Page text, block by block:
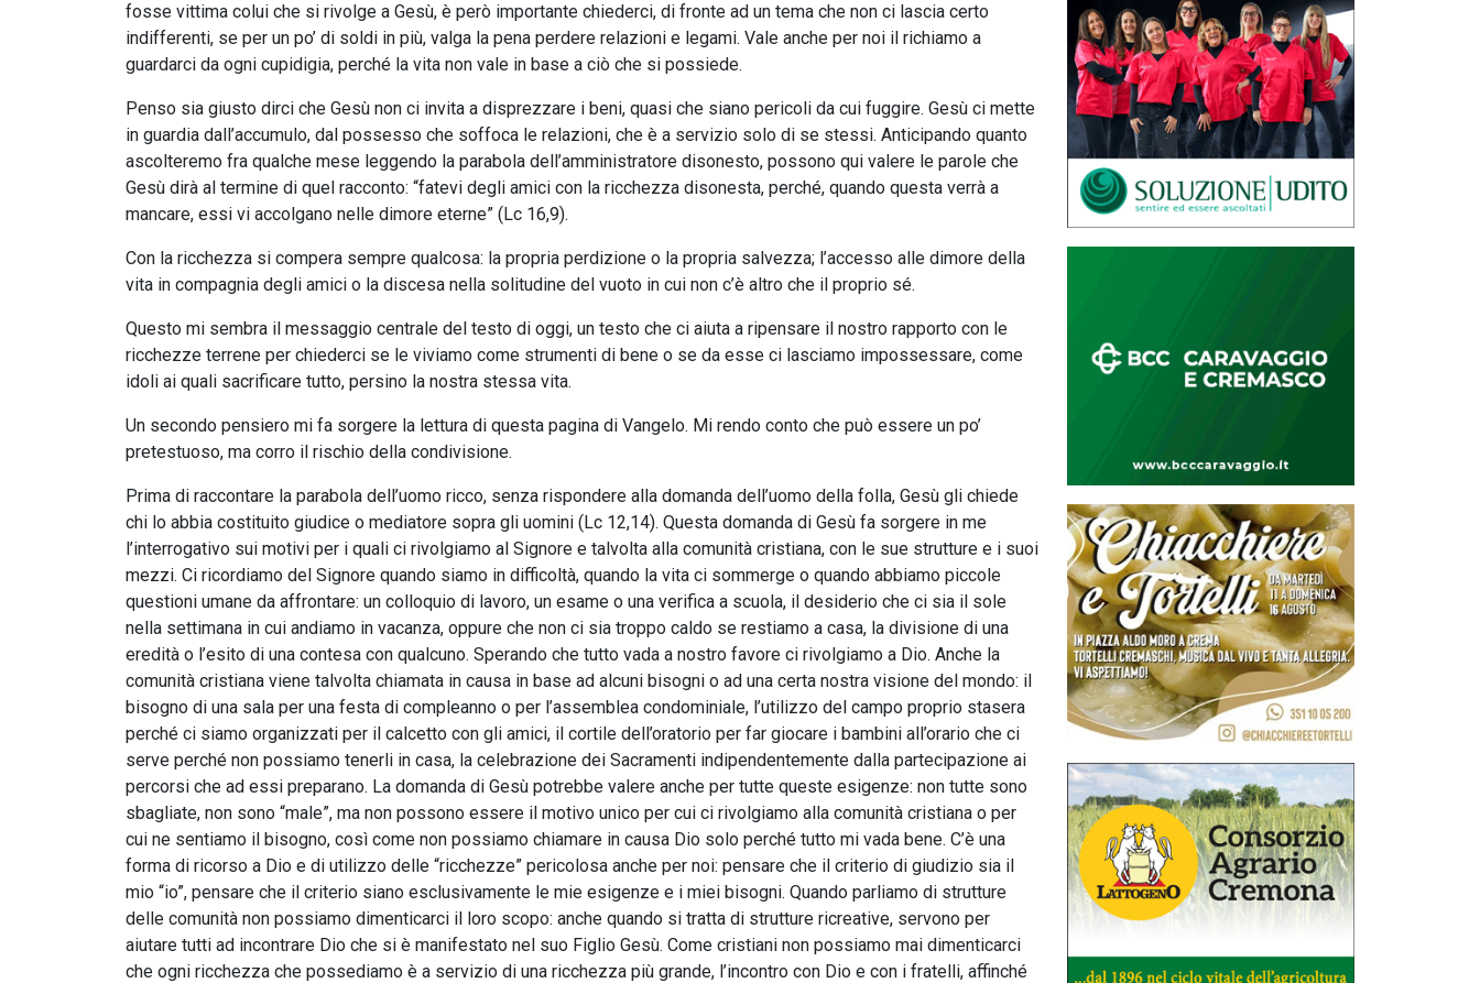
fosse vittima colui che si rivolge a Gesù, è però importante chiederci, di fronte ad un tema che non ci lascia certo
indifferenti, se per un po’ di soldi in più, valga la pena perdere relazioni e legami. Vale anche per noi il richiamo a
guardarci da ogni cupidigia, perché la vita non vale in base a ciò che si possiede.
Penso sia giusto dirci che Gesù non ci invita a disprezzare i beni, quasi che siano pericoli da cui fuggire. Gesù ci mette
in guardia dall’accumulo, dal possesso che soffoca le relazioni, che è a servizio solo di se stessi. Anticipando quanto
ascolteremo fra qualche mese leggendo la parabola dell’amministratore disonesto, possono qui valere le parole che
Gesù dirà al termine di quel racconto: “fatevi degli amici con la ricchezza disonesta, perché, quando questa verrà a
mancare, essi vi accolgano nelle dimore eterne” (Lc 16,9).
Con la ricchezza si compera sempre qualcosa: la propria perdizione o la propria salvezza; l’accesso alle dimore della
vita in compagnia degli amici o la discesa nella solitudine del vuoto in cui non c’è altro che il proprio sé.
Questo mi sembra il messaggio centrale del testo di oggi, un testo che ci aiuta a ripensare il nostro rapporto con le
ricchezze terrene per chiederci se le viviamo come strumenti di bene o se da esse ci lasciamo impossessare, come
idoli ai quali sacrificare tutto, persino la nostra stessa vita.
Un secondo pensiero mi fa sorgere la lettura di questa pagina di Vangelo. Mi rendo conto che può essere un po’
pretestuoso, ma corro il rischio della condivisione.
Prima di raccontare la parabola dell’uomo ricco, senza rispondere alla domanda dell’uomo della folla, Gesù gli chiede
chi lo abbia costituito giudice o mediatore sopra gli uomini (Lc 12,14). Questa domanda di Gesù fa sorgere in me
l’interrogativo sui motivi per i quali ci rivolgiamo al Signore e talvolta alla comunità cristiana, con le sue strutture e i suoi
mezzi. Ci ricordiamo del Signore quando siamo in difficoltà, quando la vita ci sommerge o quando abbiamo piccole
questioni umane da affrontare: un colloquio di lavoro, un esame o una verifica a scuola, il desiderio che ci sia il sole
nella settimana in cui andiamo in vacanza, oppure che non ci sia troppo caldo se restiamo a casa, la divisione di una
eredità o l’esito di una contesa con qualcuno. Sperando che tutto vada a nostro favore ci rivolgiamo a Dio. Anche la
comunità cristiana viene talvolta chiamata in causa in base ad alcuni bisogni o ad una certa nostra visione del mondo: il
bisogno di una sala per una festa di compleanno o per l’assemblea condominiale, l’utilizzo del campo proprio stasera
perché ci siamo organizzati per il calcetto con gli amici, il cortile dell’oratorio per far giocare i bambini all’orario che ci
serve perché non possiamo tenerli in casa, la celebrazione dei Sacramenti indipendentemente dalla partecipazione ai
percorsi che ad essi preparano. La domanda di Gesù potrebbe valere anche per tutte queste esigenze: non tutte sono
sbagliate, non sono “male”, ma non possono essere il motivo unico per cui ci rivolgiamo alla comunità cristiana o per
cui ne sentiamo il bisogno, così come non possiamo chiamare in causa Dio solo perché tutto mi vada bene. C’è una
forma di ricorso a Dio e di utilizzo delle “ricchezze” pericolosa anche per noi: pensare che il criterio di giudizio sia il
mio “io”, pensare che il criterio siano esclusivamente le mie esigenze e i miei bisogni. Quando parliamo di strutture
delle comunità non possiamo dimenticarci il loro scopo: anche quando si tratta di strutture ricreative, servono per
aiutare tutti ad incontrare Dio che si è manifestato nel suo Figlio Gesù. Come cristiani non possiamo mai dimenticarci
che ogni ricchezza che possediamo è a servizio di una ricchezza più grande, l’incontro con Dio e con i fratelli, affinché